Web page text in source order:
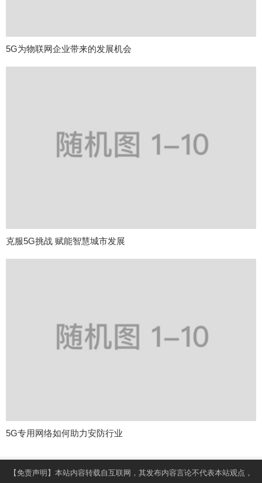
5G为物联网企业带来的发展机会
克服5G挑战 赋能智慧城市发展
5G专用网络如何助力安防行业
【免责声明】本站内容转载自互联网，其发布内容言论不代表本站观点，